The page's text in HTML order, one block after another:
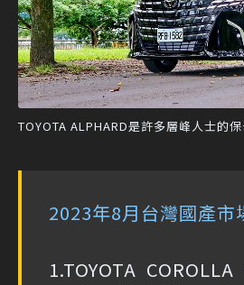
TOYOTA ALPHARD是許多層峰人士的
2023年8月台灣國產市
1.TOYOTA